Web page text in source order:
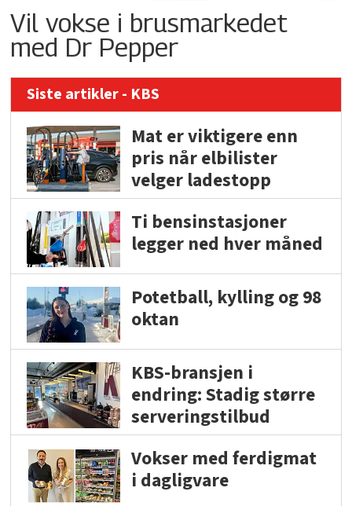
Vil vokse i brusmarkedet
med Dr Pepper
Siste artikler - KBS
Mat er viktigere enn
pris når elbilister
velger ladestopp
Ti bensinstasjoner
legger ned hver måned
Potetball, kylling og 98
oktan
KBS-bransjen i
endring: Stadig større
serveringstilbud
Vokser med ferdigmat
i dagligvare